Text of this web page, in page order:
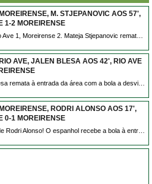
M. STJEPANOVIC AOS 57',
1-2 MOREIRENSE
AVE, JALEN BLESA AOS 42', RIO AVE
RODRI ALONSO AOS 17',
0-1 MOREIRENSE